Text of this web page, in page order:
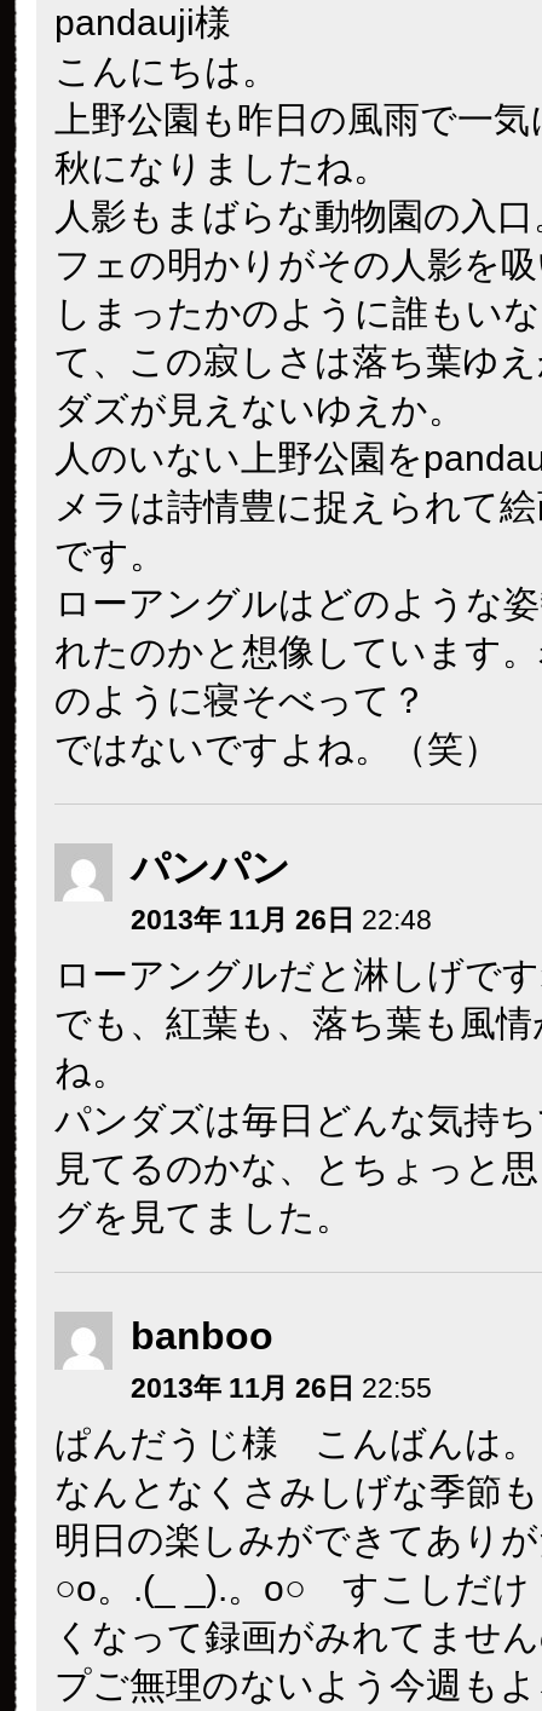
pandauji様
こんにちは。
上野公園も昨日の風雨で一
秋になりましたね。
人影もまばらな動物園の入
フェの明かりがその人影を
しまったかのように誰もい
て、この寂しさは落ち葉ゆ
ダズが見えないゆえか。
人のいない上野公園を
メラは詩情豊に捉えられて
です。
ローアングルはどのような
れたのかと想像しています
のように寝そべって？
ではないですよね。（笑）
パンパン
2013年 11月 26日 22:48
ローアングルだと淋しげで
でも、紅葉も、落ち葉も風
ね。
パンダズは毎日どんな気持
見てるのかな、とちょっと
グを見てました。
banboo
2013年 11月 26日 22:55
ぱんだうじ様 こんばんは。
なんとなくさみしげな季節
明日の楽しみができてあり
○o。.(_ _).。o○ すこしだ
くなって録画がみれてませ
プご無理のないよう今週も